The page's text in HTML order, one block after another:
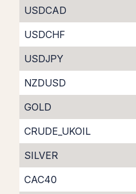
USDCAD
USDCHF
USDJPY
NZDUSD
GOLD
CRUDE_UKOIL
SILVER
CAC40